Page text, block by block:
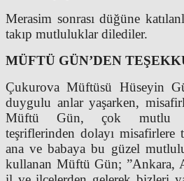
Merasim sonrası düğüne
takıp mutluluklar dilediler.
MÜFTÜ GÜN’DEN
Çukurova Müftüsü Hüseyin
duygulu anlar yaşarken,
Müftü Gün, çok mutlu
teşriflerinden dolayı
ana ve babaya bu güzel
kullanan Müftü Gün; ”Ankara,